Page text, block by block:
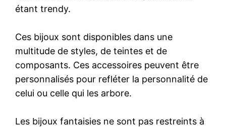
étant trendy.
Ces bijoux sont disponibles dans une
multitude de styles, de teintes et de
composants. Ces accessoires peuvent être
personnalisés pour refléter la personnalité de
celui ou celle qui les arbore.
Les bijoux fantaisies ne sont pas restreints à